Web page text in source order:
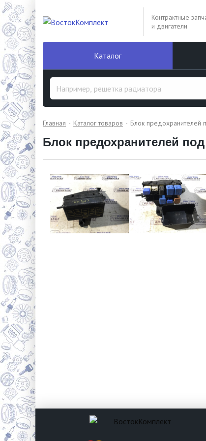
Контрактные
и двигатели
Каталог
Главная Каталог товаров Блок предохранителей
Блок предохранителей